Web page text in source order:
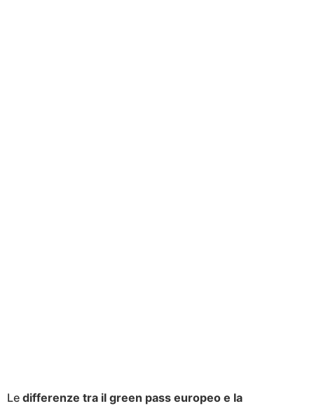
Le differenze tra il green pass europeo e la